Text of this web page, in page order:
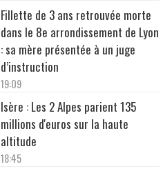
Fillette de 3 ans retrouvée morte
dans le 8e arrondissement de Lyon
: sa mère présentée à un juge
d’instruction
19:09
Isère : Les 2 Alpes parient 135
millions d'euros sur la haute
altitude
18:45